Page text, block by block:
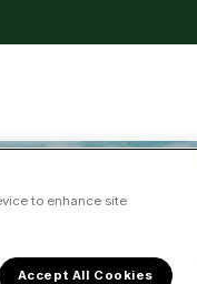
to enhance site
Accept All Cookies